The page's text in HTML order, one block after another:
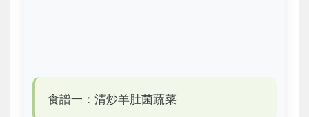
食譜一：清炒羊肚菌蔬菜